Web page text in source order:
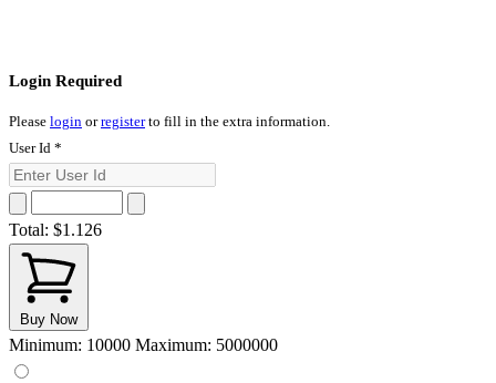
Login Required
Please login orregisterto fill in the extra information.
User Id *
Total: $1.126
Buy Now
Minimum: 10000 Maximum: 5000000